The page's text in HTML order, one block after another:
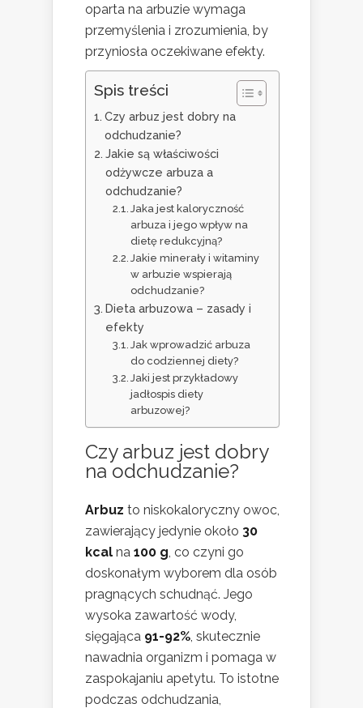
oparta na arbuzie wymaga
przemyślenia i zrozumienia, by
przyniosła oczekiwane efekty.
Spis treści
Czy arbuz jest dobry na
odchudzanie?
Jakie są właściwości
odżywcze arbuza a
odchudzanie?
Jaka jest kaloryczność
arbuza i jego wpływ na
dietę redukcyjną?
Jakie minerały i witaminy
w arbuzie wspierają
odchudzanie?
Dieta arbuzowa – zasady i
efekty
Jak wprowadzić arbuza
do codziennej diety?
Jaki jest przykładowy
jadłospis diety
arbuzowej?
Czy arbuz jest dobry
na odchudzanie?
Arbuz to niskokaloryczny owoc,
zawierający jedynie około 30
kcal na 100 g , co czyni go
doskonałym wyborem dla osób
pragnących schudnąć. Jego
wysoka zawartość wody,
sięgająca 91-92% , skutecznie
nawadnia organizm i pomaga w
zaspokajaniu apetytu. To istotne
podczas odchudzania,